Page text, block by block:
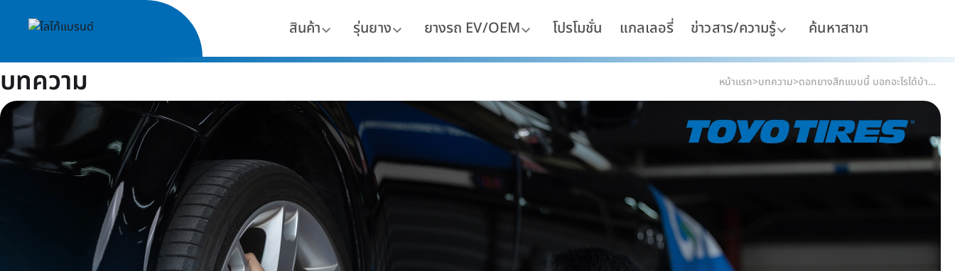
สินค้า รุ่นยาง ยางรถ EV/OEM โปรโมชั่น แกลเลอรี่ ข่าวสาร/ความรู้ ค้นหาสาขา
บทความ หน้าแรก>บทความ> ดอกยางสึกแบบนี้ บอกอะไรได้บ้าง? อ่านอาการยางให้รู้ก่อนพัง